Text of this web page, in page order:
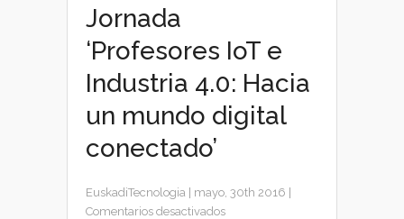
Jornada
‘Profesores IoT e
Industria 4.0: Hacia
un mundo digital
conectado’
EuskadiTecnologia mayo, 30th 2016
Comentarios desactivadosen